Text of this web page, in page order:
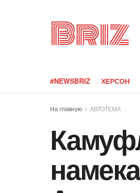
Briz
#NEWSBRIZ ХЕРСОН
На главную АВТОТЕМА